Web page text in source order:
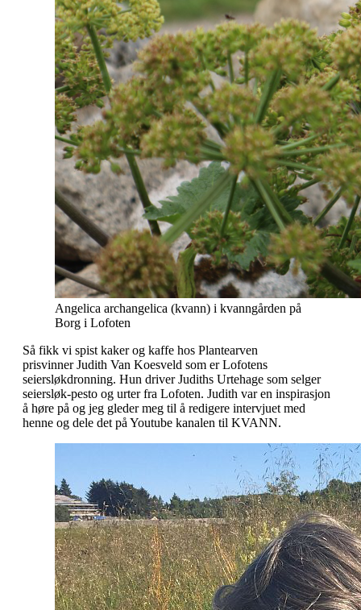
Angelica archangelica (kvann) i kvanngården på
Borg i Lofoten
Så fikk vi spist kaker og kaffe hos Plantearven
prisvinnerJudith Van Koesveld som er Lofotens
seiersløkdronning. Hun driver Judiths Urtehage som selger
seiersløk-pesto og urter fra Lofoten. Judith var en inspirasjon
å høre på og jeg gleder meg til å redigere intervjuet med
henne og dele det på Youtube kanalen til KVANN.